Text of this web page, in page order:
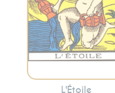
apporter la clarté.
L'Étoile